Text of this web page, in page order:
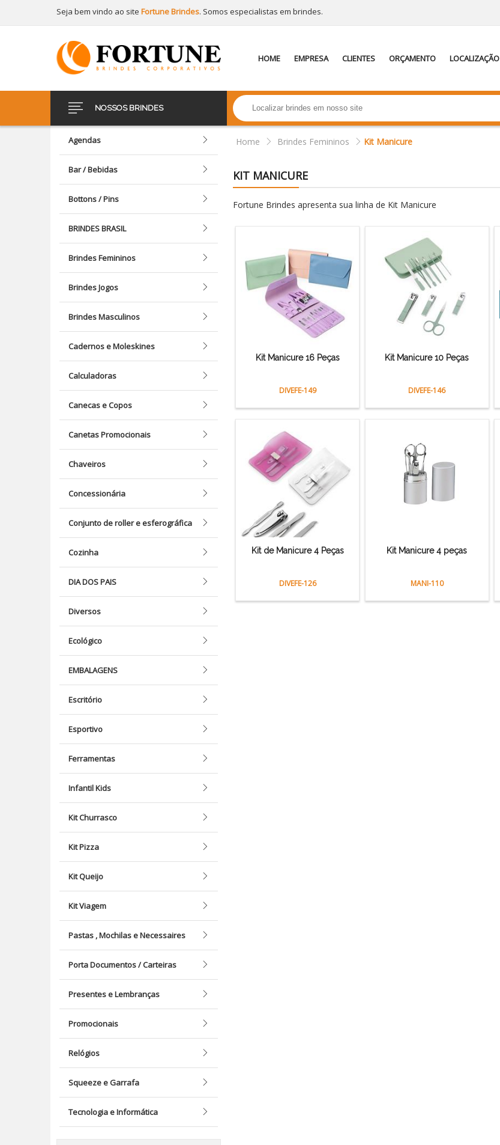
Seja bem vindo ao site Fortune Brindes. Somos especialistas em brindes.
HOME EMPRESA CLIENTES ORÇAMENTO LOCALIZAÇÃO
NOSSOS BRINDES
Agendas
Bar / Bebidas
Bottons / Pins
BRINDES BRASIL
Brindes Femininos
Brindes Jogos
Brindes Masculinos
Cadernos e Moleskines
Calculadoras
Canecas e Copos
Canetas Promocionais
Chaveiros
Concessionária
Conjunto de roller e esferográfica
Cozinha
DIA DOS PAIS
Diversos
Ecológico
EMBALAGENS
Escritório
Esportivo
Ferramentas
Infantil Kids
Kit Churrasco
Kit Pizza
Kit Queijo
Kit Viagem
Pastas , Mochilas e Necessaires
Porta Documentos / Carteiras
Presentes e Lembranças
Promocionais
Relógios
Squeeze e Garrafa
Tecnologia e Informática
Home Brindes Femininos Kit Manicure
KIT MANICURE
Fortune Brindes apresenta sua linha de Kit Manicure
Kit Manicure 16 Peças
DIVEFE-149
Kit Manicure 10 Peças
DIVEFE-146
Kit de Manicure 4 Peças
DIVEFE-126
Kit Manicure 4 peças
MANI-110